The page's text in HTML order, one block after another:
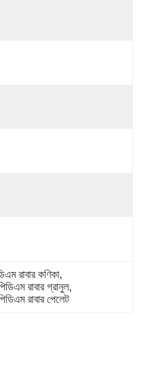
রাবার কণিকা,
রাবার গ্রানুল,
রাবার পেলেট